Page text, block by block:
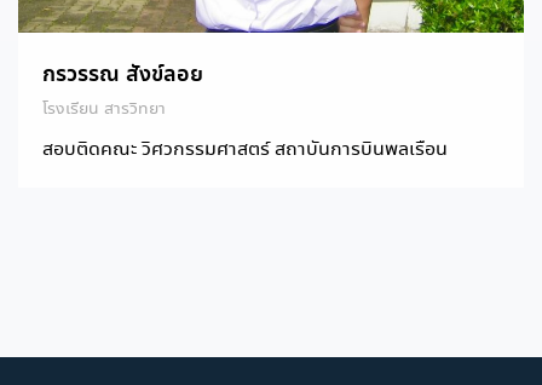
กรวรรณ สังข์ลอย
โรงเรียน สารวิทยา
สอบติดคณะ วิศวกรรมศาสตร์ สถาบันการบินพลเรือน